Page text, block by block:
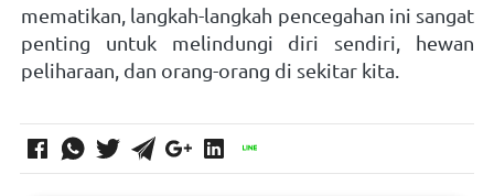
mematikan, langkah-langkah pencegahan ini sangat
penting untuk melindungi diri sendiri, hewan
peliharaan, dan orang-orang di sekitar kita.